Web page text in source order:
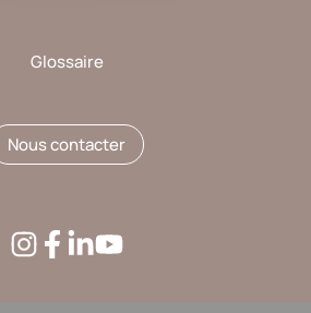
Glossaire
Nous contacter